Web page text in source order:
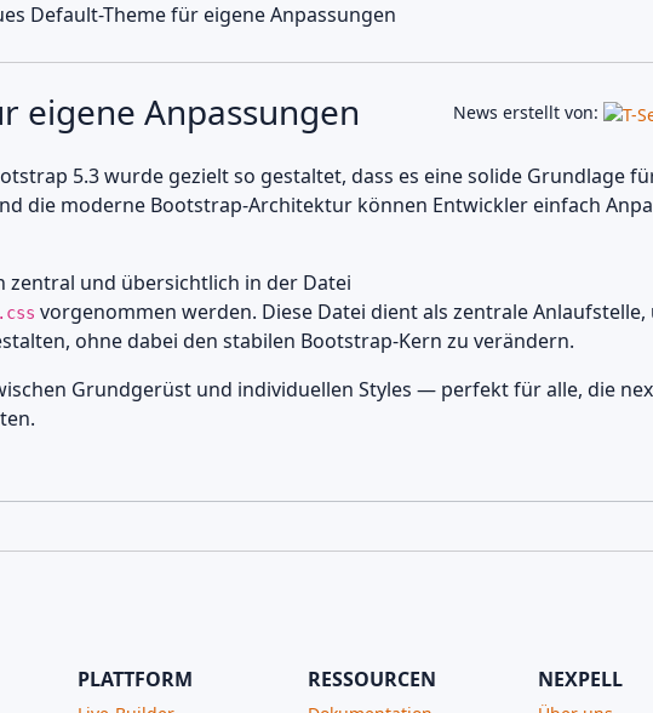
Default-Theme für eigene Anpassungen
eigene Anpassungen News erstellt von:
5.3 wurde gezielt so gestaltet, dass es eine solide Grundlage
die moderne Bootstrap-Architektur können Entwickler einfach
und übersichtlich in der Datei
vorgenommen werden. Diese Datei dient als zentrale
ohne dabei den stabilen Bootstrap-Kern zu verändern.
Grundgerüst und individuellen Styles — perfekt für alle, die
PLATTFORM RESSOURCEN NEXPELL